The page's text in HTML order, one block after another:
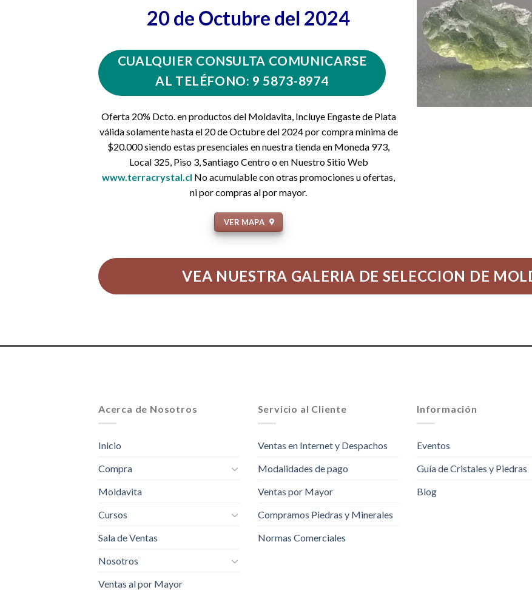
20 de Octubre del 2024
CUALQUIER CONSULTA COMUNICARSE
AL TELÉFONO: 9 5873-8974
Oferta 20% Dcto. en productos del Moldavita, Incluye Engaste de Plata
válida solamente hasta el 20 de Octubre del 2024 por compra minima de
$20.000 siendo estas presenciales en nuestra tienda en Moneda 973,
Local 325, Piso 3, Santiago Centro o en Nuestro Sitio Web
www.terracrystal.cl No acumulable con otras promociones u ofertas,
ni por compras al por mayor.
VER MAPA
VEA NUESTRA GALERIA DE SELECCION DE
Acerca de Nosotros
Inicio
Compra
Moldavita
Cursos
Sala de Ventas
Nosotros
Ventas al por Mayor
Servicio al Cliente
Ventas en Internet y Despachos
Modalidades de pago
Ventas por Mayor
Compramos Piedras y Minerales
Normas Comerciales
Información
Eventos
Guía de Cristales y Piedras
Blog